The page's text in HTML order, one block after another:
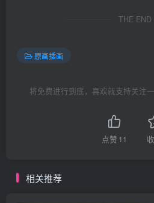
THE END
原画插画
将免费进行到底，喜欢就支持关注
点赞 11
相关推荐